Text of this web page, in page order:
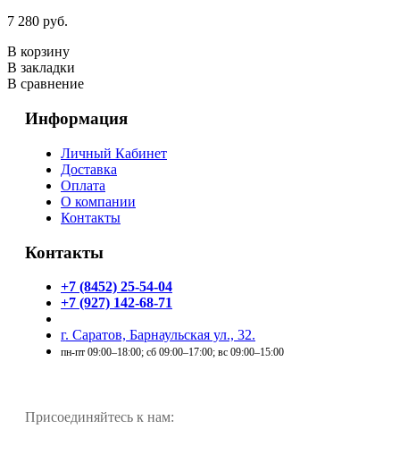
7 280 руб.
В корзину
В закладки
В сравнение
Информация
Личный Кабинет
Доставка
Оплата
О компании
Контакты
Контакты
+7 (8452) 25-54-04
+7 (927) 142-68-71
г. Саратов, Барнаульская ул., 32.
пн-пт 09:00–18:00; сб 09:00–17:00; вс 09:00–15:00
Присоединяйтесь к нам: